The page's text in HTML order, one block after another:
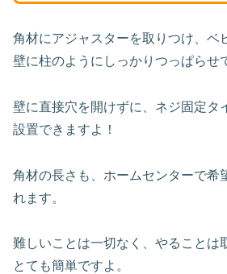
角材にアジャスターを取りつけ、ベ
壁に柱のようにしっかりつっぱらせ
壁に直接穴を開けずに、ネジ固定タ
設置できますよ！
角材の長さも、ホームセンターで希
れます。
難しいことは一切なく、やることは
とても簡単ですよ。